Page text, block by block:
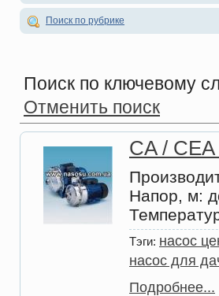
Поиск по рубрике
Поиск по ключевому
Отменить поиск
CA /
Напор, м:
Тэги: насос
насос для
Подробнее...